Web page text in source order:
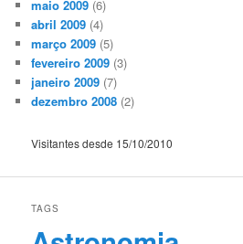
maio 2009 (6)
abril 2009 (4)
março 2009 (5)
fevereiro 2009 (3)
janeiro 2009 (7)
dezembro 2008 (2)
Visitantes desde 15/10/2010
TAGS